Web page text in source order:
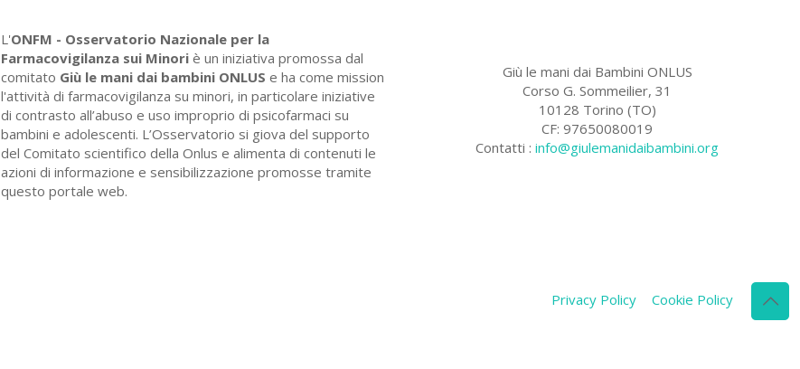
L'ONFM - Osservatorio Nazionale per la
Farmacovigilanza sui Minori è un iniziativa promossa dal
comitato Giù le mani dai bambini ONLUS e ha come mission
l'attività di farmacovigilanza su minori, in particolare iniziative
di contrasto all’abuso e uso improprio di psicofarmaci su
bambini e adolescenti. L’Osservatorio si giova del supporto
del Comitato scientifico della Onlus e alimenta di contenuti le
azioni di informazione e sensibilizzazione promosse tramite
questo portale web.
Giù le mani dai Bambini ONLUS
Corso G. Sommeilier, 31
10128 Torino (TO)
CF: 97650080019
Contatti :info@giulemanidaibambini.org
Privacy Policy Cookie Policy